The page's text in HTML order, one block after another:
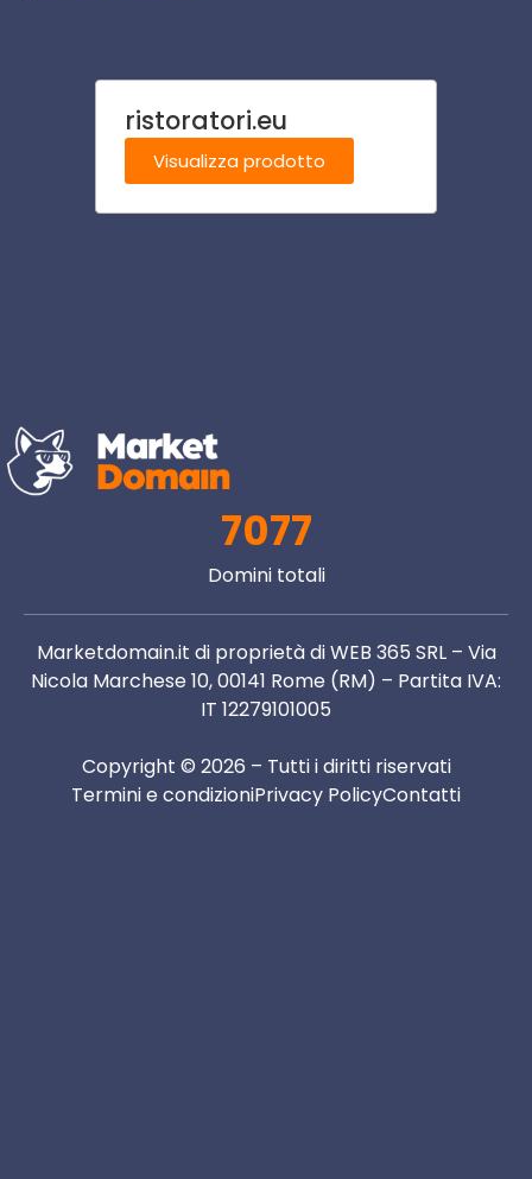
ristoratori.eu
Visualizza prodotto
7077
Domini totali
Marketdomain.it di proprietà di WEB 365 SRL – Via
Nicola Marchese 10, 00141 Rome (RM) – Partita IVA:
IT 12279101005
Copyright © 2026 – Tutti i diritti riservati
Termini e condizioniPrivacy PolicyContatti